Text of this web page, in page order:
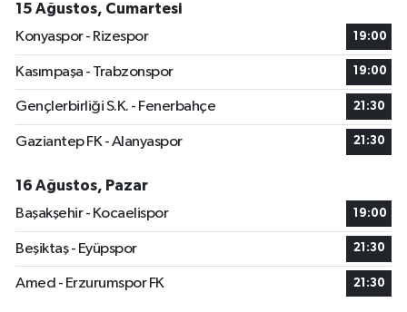
15 Ağustos, Cumartesi
Konyaspor - Rizespor
19:00
Kasımpaşa - Trabzonspor 19:00
Gençlerbirliği S.K. - Fenerbahçe 21:30
Gaziantep FK - Alanyaspor 21:30
16 Ağustos, Pazar
Başakşehir - Kocaelispor
19:00
Beşiktaş - Eyüpspor 21:30
Amed - Erzurumspor FK 21:30